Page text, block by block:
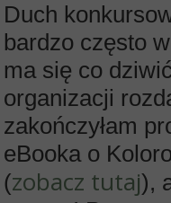
Duch
bardzo często
ma się co
organizacji
zakończyłam
eBooka o
(zobacz tutaj),